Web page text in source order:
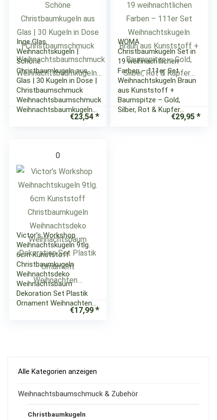
Inge Glas
Weihnachtskugeln |
Schöne
Christbaumkugeln aus
Glas | 30 Kugeln in Dose |
Christbaumschmuck
Weihnachtsbaumschmuck
Weihnachtsbaumkugeln…
€23,54
WOMA
Christbaumkugeln Set in
19 weihnachtlichen
Farben – 111er Set
Weihnachtskugeln Braun
aus Kunststoff +
Baumspitze – Gold,
Silber, Rot & Kupfer…
€29,95
0
Victor’s Workshop
Weihnachtskugeln 9tlg.
6cm Kunststoff
Christbaumkugeln
Weihnachtsdeko
Weihnachtsbaum
Dekoration Set Plastik
Ornament Weihnachten…
€17,99
Alle Kategorien anzeigen
Weihnachtsbaumschmuck & Zubehör
Christbaumkugeln